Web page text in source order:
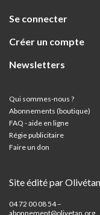
Se connecter
Créer un compte
Newsletters
Qui sommes-nous ?
Abonnements (boutique)
FAQ - aide en ligne
Régie publicitaire
Faire un don
Site édité par Olivétan
04 72 00 08 54 –
abonnement@olivetan.org